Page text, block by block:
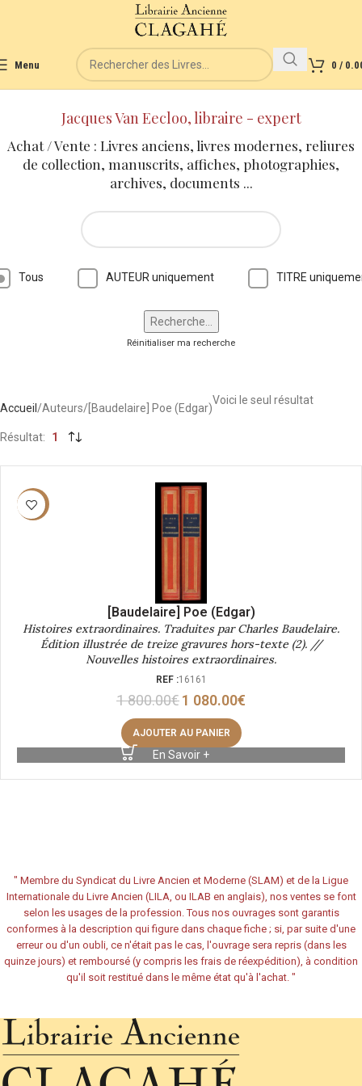
Menu 0 /
Jacques Van Eecloo, libraire - expert
Achat / Vente : Livres anciens, livres modernes, reliures
de collection, manuscrits, affiches, photographies,
archives, documents ...
Tous AUTEUR uniquement TITRE
Réinitialiser ma recherche
Accueil Auteurs [Baudelaire] Poe (Edgar)
Voici le seul résultat
Résultat 1
-40%
[Baudelaire] Poe (Edgar)
Histoires extraordinaires. Traduites par Charles Baudelaire.
Édition illustrée de treize gravures hors-texte (2). //
Nouvelles histoires extraordinaires.
REF :16161
1 800.00€1 080.00€
AJOUTER AU PANIER
En Savoir +
" Membre du Syndicat du Livre Ancien et Moderne (SLAM) et de la Ligue
Internationale du Livre Ancien (LILA, ou ILAB en anglais), nos ventes se font
selon les usages de la profession. Tous nos ouvrages sont garantis
conformes à la description qui figure dans chaque fiche ; si, par suite d'une
erreur ou d'un oubli, ce n'était pas le cas, l'ouvrage sera repris (dans les
quinze jours) et remboursé (y compris les frais de réexpédition), à condition
qu'il soit restitué dans le même état qu'à l'achat. "